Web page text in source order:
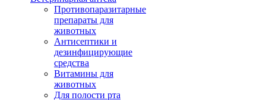
Противопаразитарные
препараты для
животных
Антисептики и
дезинфицирующие
средства
Витамины для
животных
Для полости рта